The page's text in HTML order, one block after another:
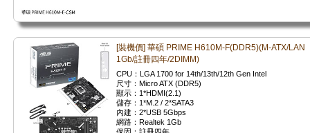
[裝機價] 華碩 PRIME H610M-F(DDR5)(M-ATX/LAN
1Gb/註冊四年/2DIMM)
CPU：LGA 1700 for 14th/13th/12th Gen Intel
尺寸：Micro ATX (DDR5)
顯示：1*HDMI(2.1)
儲存：1*M.2 / 2*SATA3
內建：2*USB 5Gbps
網路：Realtek 1Gb